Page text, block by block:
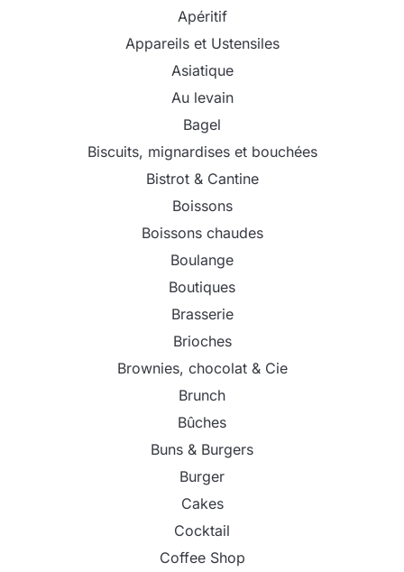
Apéritif
Appareils et Ustensiles
Asiatique
Au levain
Bagel
Biscuits, mignardises et bouchées
Bistrot & Cantine
Boissons
Boissons chaudes
Boulange
Boutiques
Brasserie
Brioches
Brownies, chocolat & Cie
Brunch
Bûches
Buns & Burgers
Burger
Cakes
Cocktail
Coffee Shop